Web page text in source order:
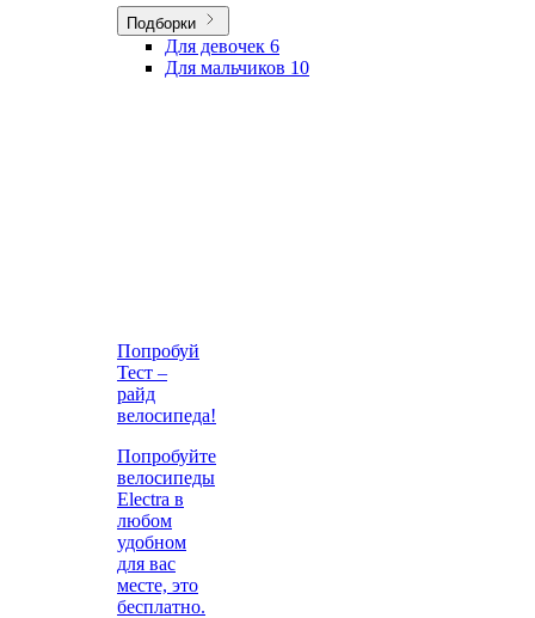
Подборки
Для девочек 6
Для мальчиков 10
Попробуй
Тест –
райд
велосипеда!
Попробуйте
велосипеды
Electra в
любом
удобном
для вас
месте, это
бесплатно.